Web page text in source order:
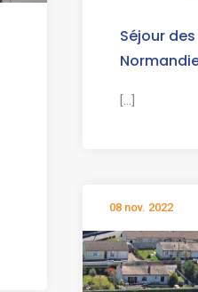
Séjour
[...]
08 nov. 2022